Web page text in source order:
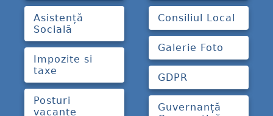
Asistență
Socială
Impozite si
taxe
Posturi
vacante
Consiliul Local
Galerie Foto
GDPR
Guvernanță